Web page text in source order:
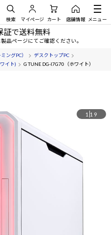
検索 マイページ カート 店舗情報 メニュー
証で送料無料
品ページにてご確認ください。
ングPC）
デスクトップPC
イト) G TUNE DG-I7G70（ホワイト）
1 19